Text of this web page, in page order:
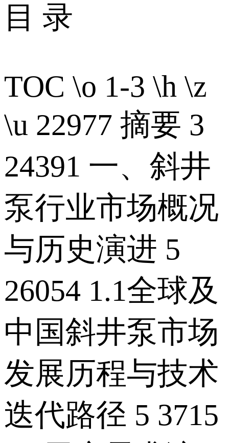
目 录
TOC \o 1-3 \h \z
\u 22977 摘要 3
24391 一、斜井
泵行业市场概况
与历史演进 5
26054 1.1全球及
中国斜井泵市场
发展历程与技术
迭代路径 5 3715